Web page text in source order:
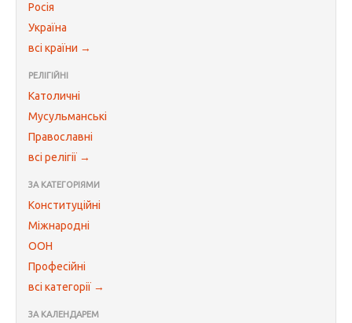
Росія
Україна
всі країни →
РЕЛІГІЙНІ
Католичні
Мусульманські
Православні
всі релігії →
ЗА КАТЕГОРІЯМИ
Конституційні
Міжнародні
ООН
Професійні
всі категорії →
ЗА КАЛЕНДАРЕМ